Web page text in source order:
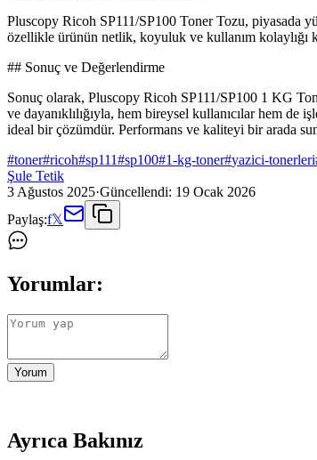
Pluscopy Ricoh SP111/SP100 Toner Tozu, piyasada
özellikle ürünün netlik, koyuluk ve kullanım kolaylığı
## Sonuç ve Değerlendirme
Sonuç olarak, Pluscopy Ricoh SP111/SP100 1 KG
ve dayanıklılığıyla, hem bireysel kullanıcılar hem
ideal bir çözümdür. Performans ve kaliteyi bir arada
#toner#ricoh#sp111#sp100#1-kg-toner#yazici-tonerleri
Şule Tetik
3 Ağustos 2025·Güncellendi: 19 Ocak 2026
Paylaş:f𝕏
Yorumlar:
Yorum
Ayrıca Bakınız